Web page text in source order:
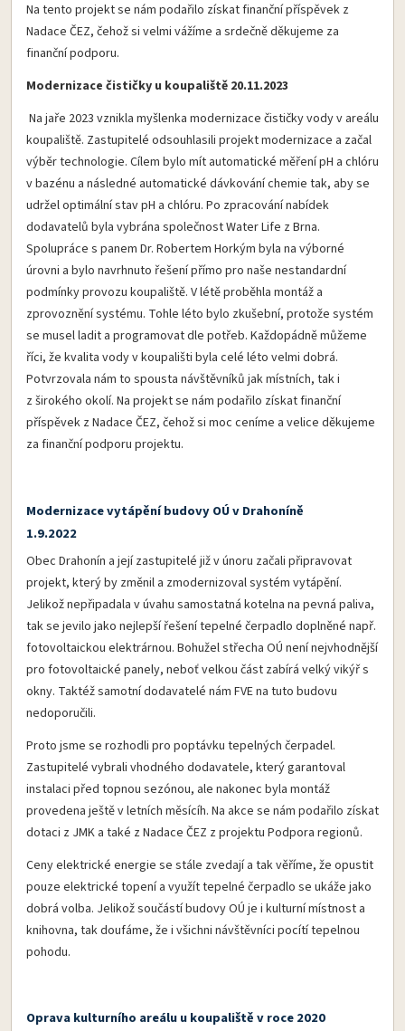
Na tento projekt se nám podařilo získat finanční příspěvek z
Nadace ČEZ, čehož si velmi vážíme a srdečně děkujeme za
finanční podporu.
Modernizace čističky u koupaliště 20.11.2023
Na jaře 2023 vznikla myšlenka modernizace čističky vody v areálu
koupaliště. Zastupitelé odsouhlasili projekt modernizace a začal
výběr technologie. Cílem bylo mít automatické měření pH a chlóru
v bazénu a následné automatické dávkování chemie tak, aby se
udržel optimální stav pH a chlóru. Po zpracování nabídek
dodavatelů byla vybrána společnost Water Life z Brna.
Spolupráce s panem Dr. Robertem Horkým byla na výborné
úrovni a bylo navrhnuto řešení přímo pro naše nestandardní
podmínky provozu koupaliště. V létě proběhla montáž a
zprovoznění systému. Tohle léto bylo zkušební, protože systém
se musel ladit a programovat dle potřeb. Každopádně můžeme
říci, že kvalita vody v koupališti byla celé léto velmi dobrá.
Potvrzovala nám to spousta návštěvníků jak místních, tak i
z širokého okolí. Na projekt se nám podařilo získat finanční
příspěvek z Nadace ČEZ, čehož si moc ceníme a velice děkujeme
za finanční podporu projektu.
Modernizace vytápění budovy OÚ v Drahoníně
1.9.2022
Obec Drahonín a její zastupitelé již v únoru začali připravovat
projekt, který by změnil a zmodernizoval systém vytápění.
Jelikož nepřipadala v úvahu samostatná kotelna na pevná paliva,
tak se jevilo jako nejlepší řešení tepelné čerpadlo doplněné např.
fotovoltaickou elektrárnou. Bohužel střecha OÚ není nejvhodnější
pro fotovoltaické panely, neboť velkou část zabírá velký vikýř s
okny. Taktéž samotní dodavatelé nám FVE na tuto budovu
nedoporučili.
Proto jsme se rozhodli pro poptávku tepelných čerpadel.
Zastupitelé vybrali vhodného dodavatele, který garantoval
instalaci před topnou sezónou, ale nakonec byla montáž
provedena ještě v letních měsícíh. Na akce se nám podařilo získat
dotaci z JMK a také z Nadace ČEZ z projektu Podpora regionů.
Ceny elektrické energie se stále zvedají a tak věříme, že opustit
pouze elektrické topení a využít tepelné čerpadlo se ukáže jako
dobrá volba. Jelikož součástí budovy OÚ je i kulturní místnost a
knihovna, tak doufáme, že i všichni návštěvníci pocítí tepelnou
pohodu.
Oprava kulturního areálu u koupaliště v roce 2020